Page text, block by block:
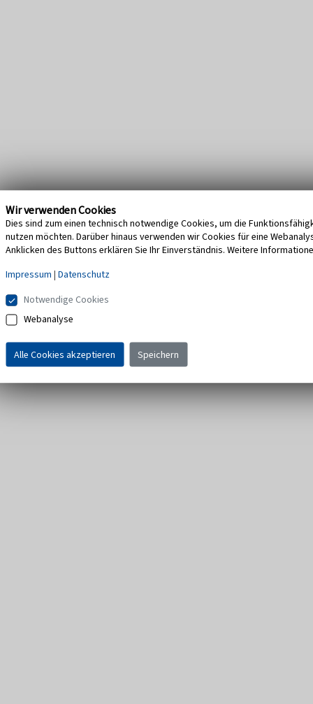
Wir verwenden Cookies
Dies sind zum einen technisch notwendige Cookies, um die
nutzen möchten. Darüber hinaus verwenden wir Cookies für eine
Anklicken des Buttons erklären Sie Ihr Einverständnis. Weitere
Impressum | Datenschutz
Notwendige Cookies
Webanalyse
Alle Cookies akzeptieren Speichern